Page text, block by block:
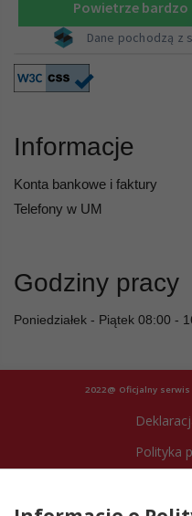
Informacje
Konta bankowe i faktury
Telefony w UM
Godziny pracy
Poniedziałek - Piątek 08:00 -
2022@ Oficjalny
Polityka